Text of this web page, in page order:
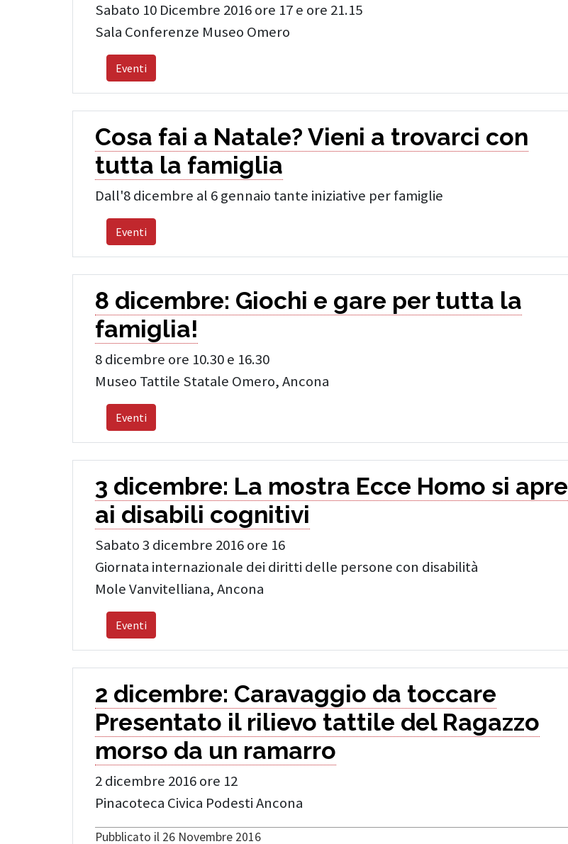
Sabato 10 Dicembre 2016 ore 17 e ore 21.15
Sala Conferenze Museo Omero
Eventi
Cosa fai a Natale? Vieni a trovarci con
tutta la famiglia
Dall'8 dicembre al 6 gennaio tante iniziative per famiglie
Eventi
8 dicembre: Giochi e gare per tutta la
famiglia!
8 dicembre ore 10.30 e 16.30
Museo Tattile Statale Omero, Ancona
Eventi
3 dicembre: La mostra Ecce Homo si apre
ai disabili cognitivi
Sabato 3 dicembre 2016 ore 16
Giornata internazionale dei diritti delle persone con disabilità
Mole Vanvitelliana, Ancona
Eventi
2 dicembre: Caravaggio da toccare
Presentato il rilievo tattile del Ragazzo
morso da un ramarro
2 dicembre 2016 ore 12
Pinacoteca Civica Podesti Ancona
Pubblicato il 26 Novembre 2016